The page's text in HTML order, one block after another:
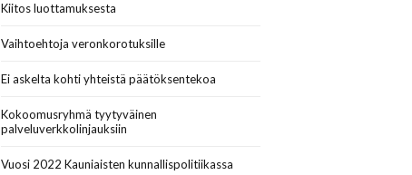
Kiitos luottamuksesta
Vaihtoehtoja veronkorotuksille
Ei askelta kohti yhteistä päätöksentekoa
Kokoomusryhmä tyytyväinen
palveluverkkolinjauksiin
Vuosi 2022 Kauniaisten kunnallispolitiikassa